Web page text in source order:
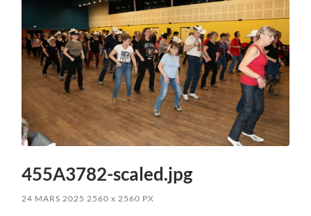
455A3782-scaled.jpg
24 MARS 2025 2560x 2560 PX